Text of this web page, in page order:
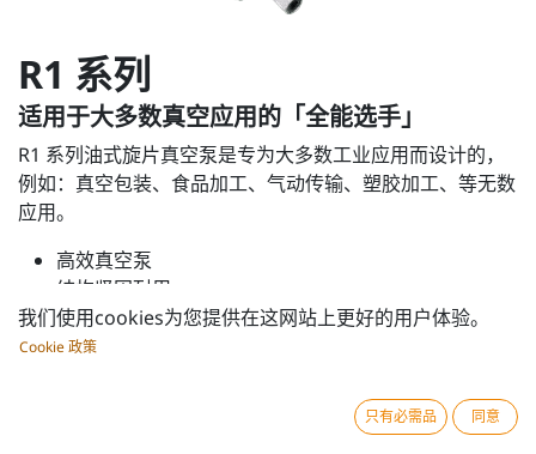
R1 系列
适用于大多数真空应用的「全能选手」
R1 系列油式旋片真空泵是专为大多数工业应用而设计的，
例如：真空包装、食品加工、气动传输、塑胶加工、等无数
应用。
高效真空泵
结构坚固耐用
为持续运作而设计
经过验证的最大真空度
我们使用cookies为您提供在这网站上更好的用户体验。
Cookie 政策
只有必需品 同意